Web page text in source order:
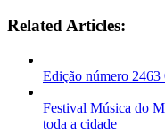
Related Articles:
Edição número 2463
Festival Música do
toda a cidade